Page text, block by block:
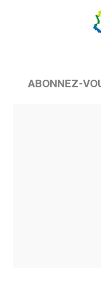
ABONNEZ-